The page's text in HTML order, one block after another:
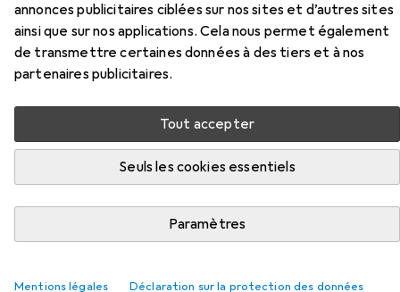
annonces publicitaires ciblées sur nos sites et d’autres sites
ainsi que sur nos applications. Cela nous permet également
de transmettre certaines données à des tiers et à nos
partenaires publicitaires.
Tout accepter
Seuls les cookies essentiels
Paramètres
Mentions légales Déclaration sur la protection des données
Accessoires pour Kukko